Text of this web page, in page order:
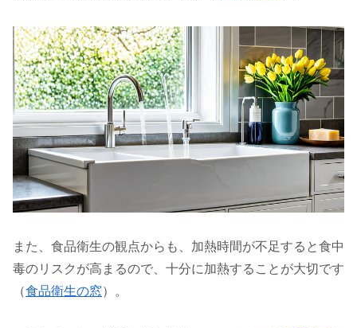
また、食品衛生の観点からも、加熱時間が不足すると食中
毒のリスクが高まるので、十分に加熱することが大切です
（食品衛生の窓）。